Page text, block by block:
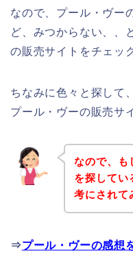
なので、プール・ヴー
ど、みつからない、、
の販売サイトをチェッ
ちなみに色々と探して
プール・ヴーの販売サ
なので、も
を探してい
考にされて
⇒プール・ヴーの感想